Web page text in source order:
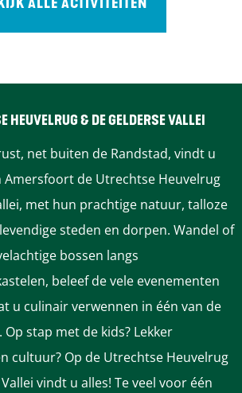
ALLE ACTIVITEITEN
HEUVELRUG & DE GELDERSE VALLEI
net buiten de Randstad, vindt u
de Utrechtse Heuvelrug
met hun prachtige natuur, talloze
steden en dorpen. Wandel of
bossen langs
beleef de vele evenementen
u culinair verwennen in één van de
stap met de kids? Lekker
cultuur? Op de Utrechtse Heuvelrug
vindt u alles! Te veel voor één